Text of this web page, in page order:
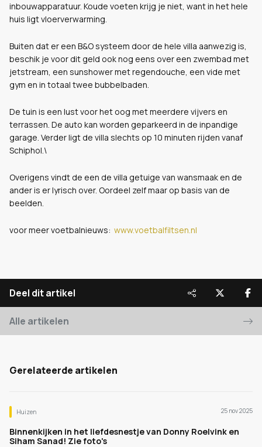
inbouwapparatuur. Koude voeten krijg je niet, want in het hele
huis ligt vloerverwarming.
Buiten dat er een B&O systeem door de hele villa aanwezig is,
beschik je voor dit geld ook nog eens over een zwembad met
jetstream, een sunshower met regendouche, een vide met
gym en in totaal twee bubbelbaden.
De tuin is een lust voor het oog met meerdere vijvers en
terrassen. De auto kan worden geparkeerd in de inpandige
garage. Verder ligt de villa slechts op 10 minuten rijden vanaf
Schiphol.\
Overigens vindt de een de villa getuige van wansmaak en de
ander is er lyrisch over. Oordeel zelf maar op basis van de
beelden.
voor meer voetbalnieuws: www.voetbalfiltsen.nl
Deel dit artikel
Alle artikelen
Gerelateerde artikelen
Huizen 25 nov 2025
Binnenkijken in het liefdesnestje van Donny Roelvink en
Siham Sanad! Zie foto's